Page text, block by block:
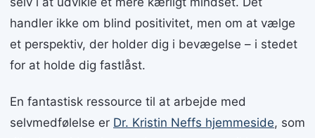
handler ikke om blind positivitet, men om at vælge
et perspektiv, der holder dig i bevægelse – i stedet
for at holde dig fastlåst.
En fantastisk ressource til at arbejde med
selvmedfølelse er Dr. Kristin Neffs hjemmeside, som